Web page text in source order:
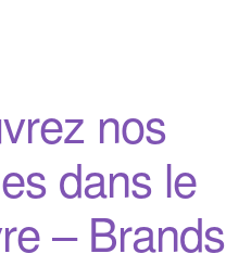
nos
dans le
– Brands